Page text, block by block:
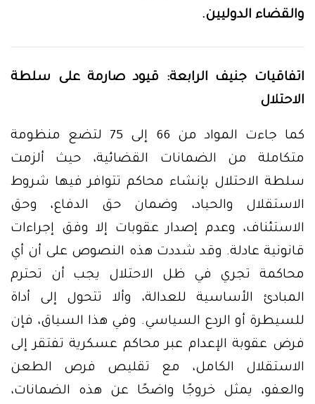
والقضاء الدوليين.
اتفاقيات جنيف الرابعة: قيود صارمة على سلطة
الاحتلال
كما جاءت المواد من 66 إلى 75 لتضع منظومة
متكاملة من الضمانات القضائية، حيث ألزمت
سلطة الاحتلال بإنشاء محاكم تتوافر فيها شروط
الاستقلال والحياد، وضمان حق الدفاع، وحق
الاستئناف، وعدم إصدار عقوبات إلا وفق إجراءات
قانونية عادلة. وقد شددت هذه النصوص على أن أي
محاكمة تجري في ظل الاحتلال يجب أن تحترم
المبادئ الأساسية للعدالة، وألا تتحول إلى أداة
للسيطرة أو الردع السياسي. وفي هذا السياق، فإن
فرض عقوبة الإعدام عبر محاكم عسكرية تفتقر إلى
الاستقلال الكامل، مع تقليص فرص الطعن
والعفو، يمثل خروجًا واضحًا عن هذه الضمانات،